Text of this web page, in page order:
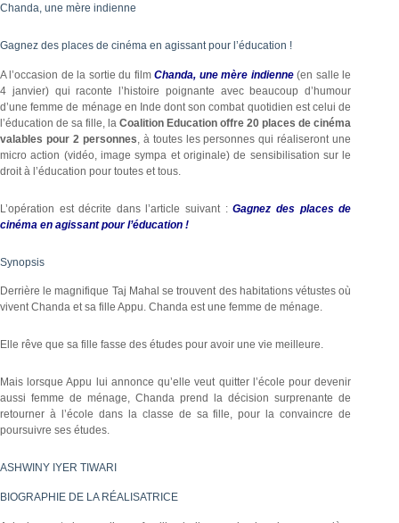
Chanda, une mère indienne
Gagnez des places de cinéma en agissant pour l’éducation !
A l’occasion de la sortie du filmChanda, une mère indienne (en salle le
4 janvier) qui raconte l’histoire poignante avec beaucoup d’humour
d’une femme de ménage en Inde dont son combat quotidien est celui de
l’éducation de sa fille, laCoalition Education offre 20 places de cinéma
valables pour 2 personnes , à toutes les personnes qui réaliseront une
micro action (vidéo, image sympa et originale) de sensibilisation sur le
droit à l’éducation pour toutes et tous.
L’opération est décrite dans l’article suivant :Gagnez des places de
cinéma en agissant pour l’éducation !
Synopsis
Derrière le magnifique Taj Mahal se trouvent des habitations vétustes où
vivent Chanda et sa fille Appu. Chanda est une femme de ménage.
Elle rêve que sa fille fasse des études pour avoir une vie meilleure.
Mais lorsque Appu lui annonce qu’elle veut quitter l’école pour devenir
aussi femme de ménage, Chanda prend la décision surprenante de
retourner à l’école dans la classe de sa fille, pour la convaincre de
poursuivre ses études.
ASHWINY IYER TIWARI
BIOGRAPHIE DE LA RÉALISATRICE